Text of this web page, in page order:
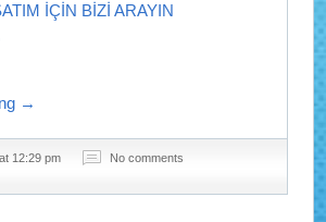
İÇİN BİZİ ARAYIN
→
12:29 pm
No comments